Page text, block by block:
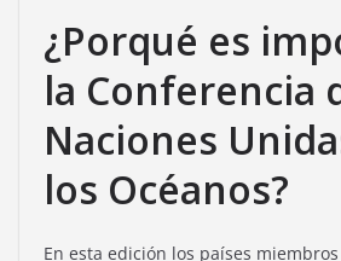
¿Porqué es
la Conferencia
Naciones
los Océanos?
En esta edición los países